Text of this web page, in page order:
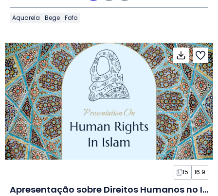
Aquarela Bege Fofo
15 16:9
Apresentação sobre Direitos Humanos no Islã em Slides